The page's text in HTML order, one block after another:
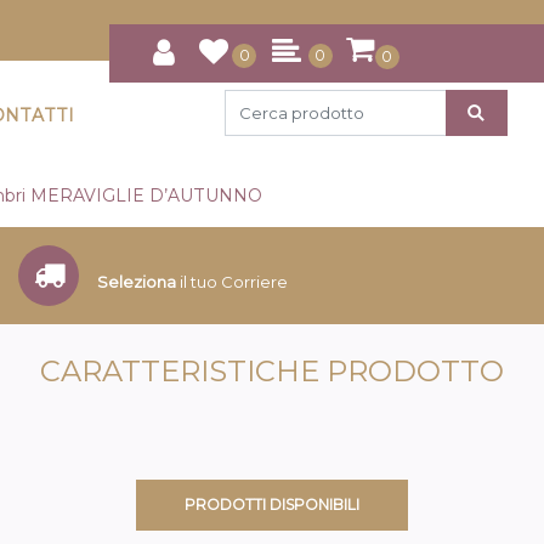
0 0 0
MERAVIGLIE D’AUTUNNO
Seleziona il tuo Corriere
CARATTERISTICHE PRODOTTO
PRODOTTI DISPONIBILI